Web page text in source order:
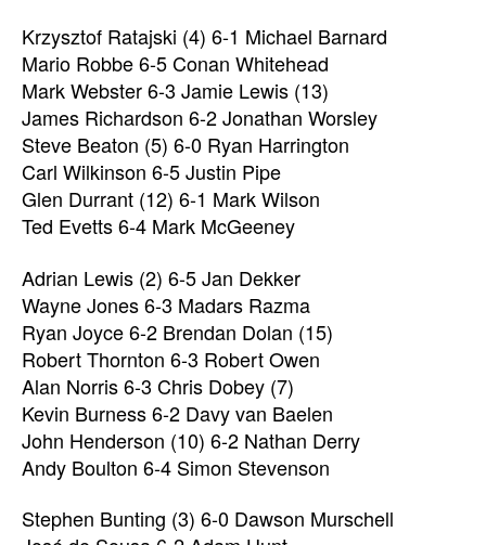
Krzysztof Ratajski (4) 6-1 Michael Barnard
Mario Robbe 6-5 Conan Whitehead
Mark Webster 6-3 Jamie Lewis (13)
James Richardson 6-2 Jonathan Worsley
Steve Beaton (5) 6-0 Ryan Harrington
Carl Wilkinson 6-5 Justin Pipe
Glen Durrant (12) 6-1 Mark Wilson
Ted Evetts 6-4 Mark McGeeney
Adrian Lewis (2) 6-5 Jan Dekker
Wayne Jones 6-3 Madars Razma
Ryan Joyce 6-2 Brendan Dolan (15)
Robert Thornton 6-3 Robert Owen
Alan Norris 6-3 Chris Dobey (7)
Kevin Burness 6-2 Davy van Baelen
John Henderson (10) 6-2 Nathan Derry
Andy Boulton 6-4 Simon Stevenson
Stephen Bunting (3) 6-0 Dawson Murschell